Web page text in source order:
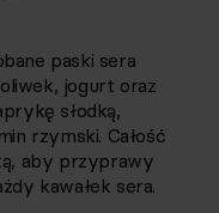
paski sera
jogurt oraz
słodką,
rzymski. Całość
aby przyprawy
kawałek sera.